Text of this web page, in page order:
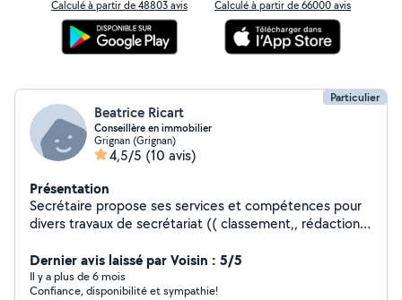
Calculé à partir de 48803 avis Calculé à partir de 66000 avis
Particulier
Beatrice Ricart
Conseillère en immobilier
Grignan (Grignan)
4,5/5 (10 avis)
Présentation
Secrétaire propose ses services et compétences pour
divers travaux de secrétariat (( classement,, rédaction
France...) . D'autres services portage de courses, garde
animaux, ménage, ...N'hésitez pas
Dernier avis laissé par Voisin : 5/5
Il y a plus de 6 mois
Confiance, disponibilité et sympathie!